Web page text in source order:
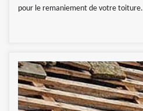
pour le remaniement de votre toiture.